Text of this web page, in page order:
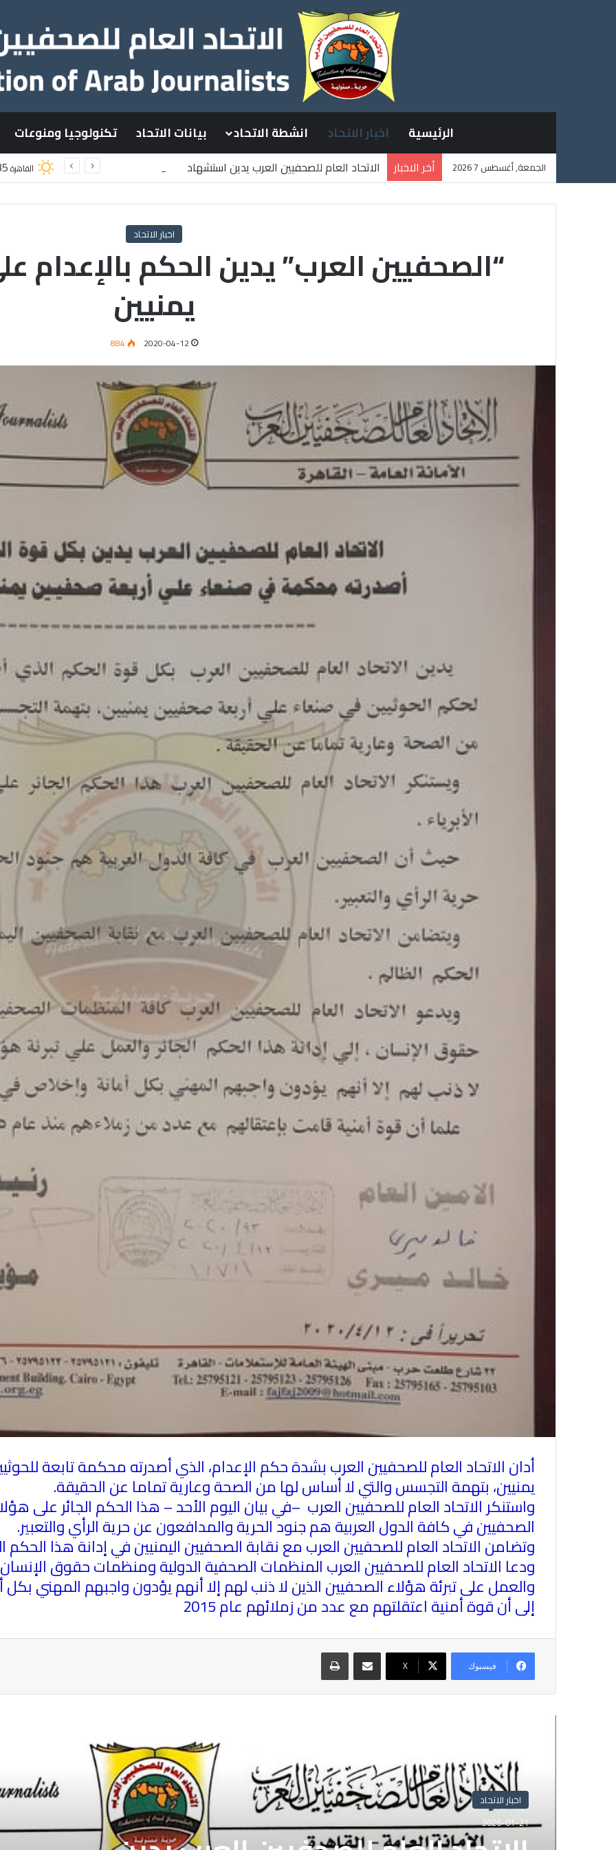
الرئيسية اخبار الاتحاد انشطة الاتحاد بيانات الاتحاد تكنولوجيا ومنوعات
الجمعة, أغسطس 7 2026 أخر الاخبار
الاتحاد العام للصحفيين العرب يدين استشهاد
القاهرة
اخبار الاتحاد
“الصحفيين العرب” يدين الحكم بالإعدام
يمنيين
2020-04-12
884
أدانالاتحاد العام للصحفيين العرببشدة حكم الإعدام، الذي أصدرته محكمة تابعة
يمنيين، بتهمة التجسس والتي لا أساس لها من الصحة وعارية تماما عن الحقيقة.
واستنكرالاتحاد العام للصحفيين العرب–في بيان اليوم الأحد – هذا الحكم الجائر على
الصحفيين في كافة الدول العربية هم جنود الحرية والمدافعون عن حرية الرأي والتعبير.
وتضامنالاتحاد العام للصحفيين العربمع نقابة الصحفيين اليمنيين في إدانة هذا الحكم
ودعا الاتحاد العام للصحفيين العربالمنظمات الصحفية الدولية ومنظمات حقوق الإنسان
والعمل على تبرئة هؤلاء الصحفيين الذين لا ذنب لهم إلا أنهم يؤدون واجبهم المهني
إلى أن قوة أمنية اعتقلتهم مع عدد من زملائهم عام 2015
فيسبوك X
مشاركة عبر البريد طباعة
اخبار الاتحاد
2026-01-21
اخبار الاتحاد
2025-11-05